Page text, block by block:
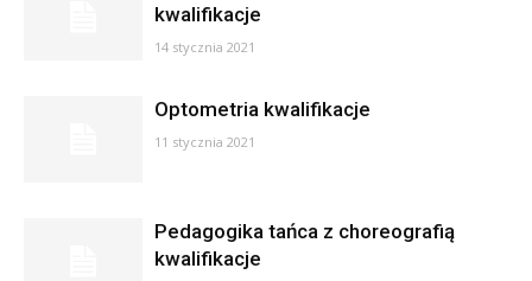
kwalifikacje
14 stycznia 2021
Optometria kwalifikacje
11 stycznia 2021
Pedagogika tańca z choreografią
kwalifikacje